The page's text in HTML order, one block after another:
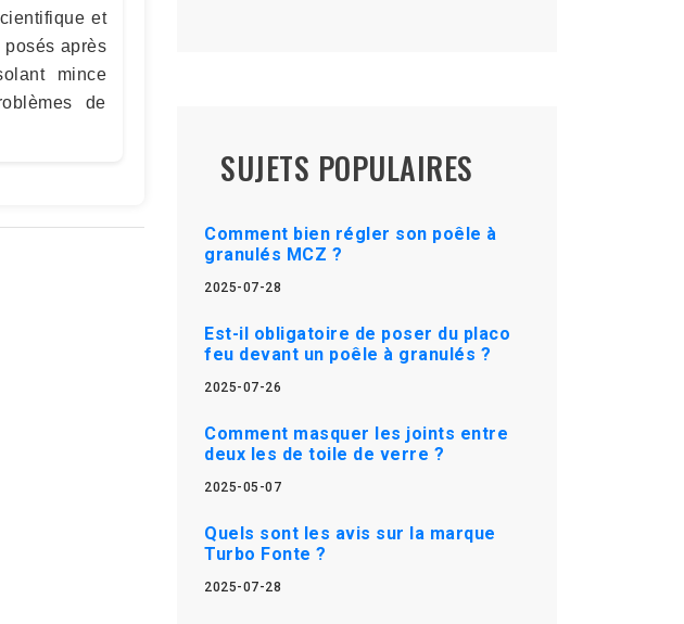
et
posés après
mince
de
SUJETS POPULAIRES
Comment bien régler son poêle à
granulés MCZ ?
2025-07-28
Est-il obligatoire de poser du placo
feu devant un poêle à granulés ?
2025-07-26
Comment masquer les joints entre
deux les de toile de verre ?
2025-05-07
Quels sont les avis sur la marque
Turbo Fonte ?
2025-07-28